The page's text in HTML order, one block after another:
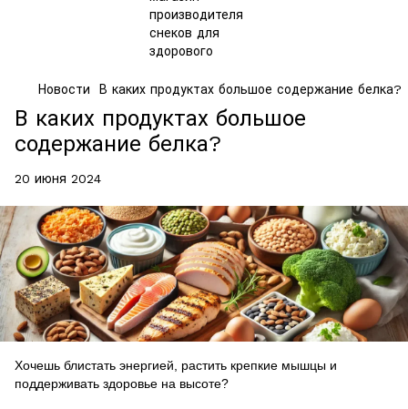
Новости В каких продуктах большое содержание белка?
В каких продуктах большое
содержание белка?
20 июня 2024
Хочешь блистать энергией, растить крепкие мышцы и
поддерживать здоровье на высоте?